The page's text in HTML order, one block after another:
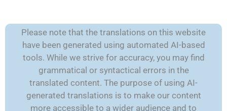
Please note that the translations on this website
have been generated using automated AI-based
tools. While we strive for accuracy, you may find
grammatical or syntactical errors in the
translated content. The purpose of using AI-
generated translations is to make our content
more accessible to a wider audience and to